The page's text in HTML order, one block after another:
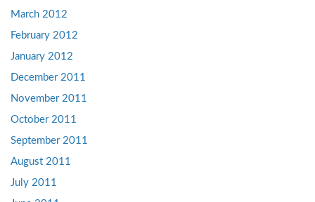
March 2012
February 2012
January 2012
December 2011
November 2011
October 2011
September 2011
August 2011
July 2011